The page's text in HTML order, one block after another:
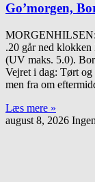
Go’morgen,
MORGENHILSEN:
.20 går ned klokken
(UV maks. 5.0).
Vejret i dag: Tørt og
men fra om
Læs mere »
august 8, 2026